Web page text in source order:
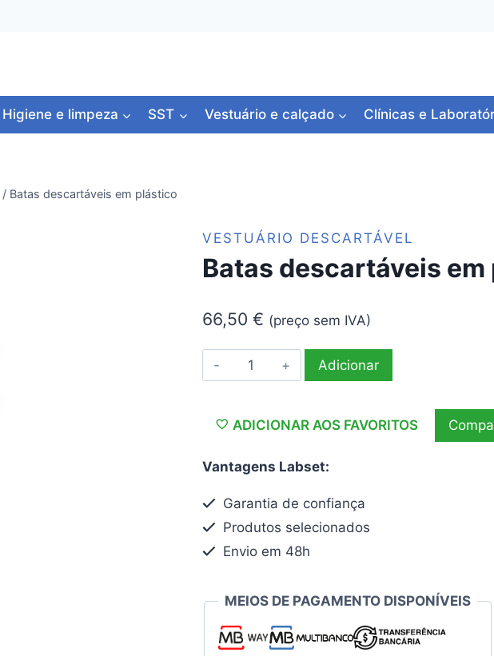
Higiene e limpeza SST Vestuário e calçado Clínicas e
/ Batas descartáveis em plástico
VESTUÁRIO DESCARTÁVEL
Batas descartáveis
66,50 € (preço sem IVA)
Quantidade
de
descartáveis
plástico
Adicionar
ADICIONAR AOS FAVORITOS
Vantagens Labset:
Garantia de confiança
Produtos selecionados
Envio em 48h
MEIOS DE PAGAMENTO DISPONÍVEIS